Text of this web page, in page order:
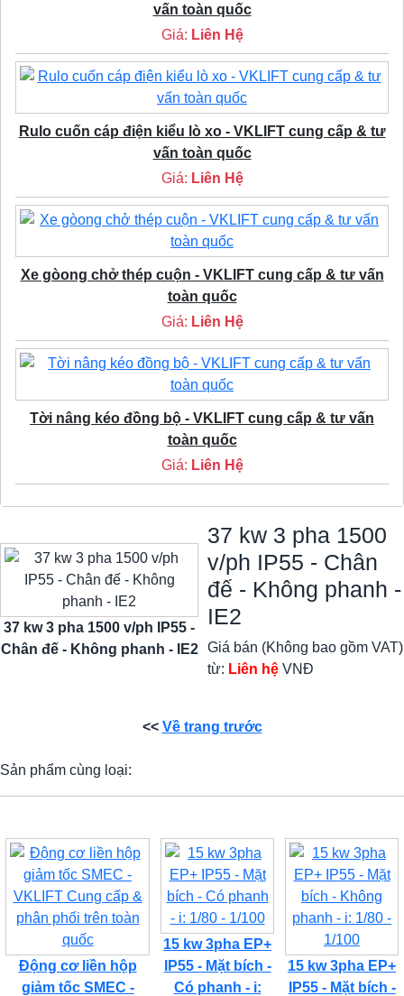
vấn toàn quốc
Giá: Liên Hệ
Rulo cuốn cáp điện kiểu lò xo - VKLIFT cung cấp & tư
vấn toàn quốc
Giá: Liên Hệ
Xe gòong chở thép cuộn - VKLIFT cung cấp & tư vấn
toàn quốc
Giá: Liên Hệ
Tời nâng kéo đồng bộ - VKLIFT cung cấp & tư vấn
toàn quốc
Giá: Liên Hệ
37 kw 3 pha 1500 v/ph IP55 -
Chân đế - Không phanh - IE2
37 kw 3 pha 1500
v/ph IP55 - Chân
đế - Không phanh -
IE2
Giá bán (Không bao gồm VAT)
từ: Liên hệ VNĐ
<< Về trang trước
Sản phẩm cùng loại:
Động cơ liền hộp
giảm tốc SMEC -
15 kw 3pha EP+
IP55 - Mặt bích -
Có phanh - i:
15 kw 3pha EP+
IP55 - Mặt bích -